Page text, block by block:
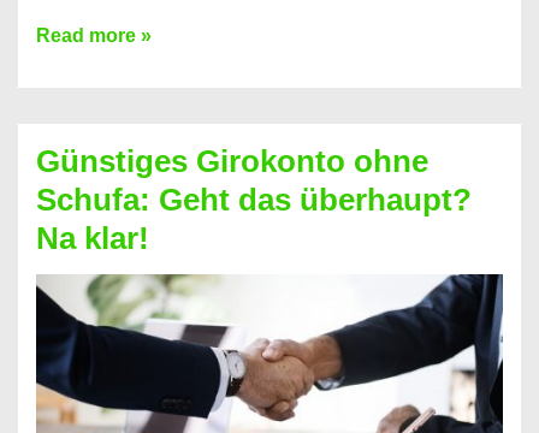
Kredit
dabei
profitieren
–
So
funktioniert’s
Read more »
Günstiges Girokonto ohne
Schufa: Geht das überhaupt?
Na klar!